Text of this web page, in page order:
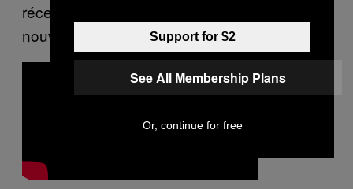
récemment été annoncé comme étant leur
nouveau bassiste).Support for $2
See All Membership Plans
Or, continue for free